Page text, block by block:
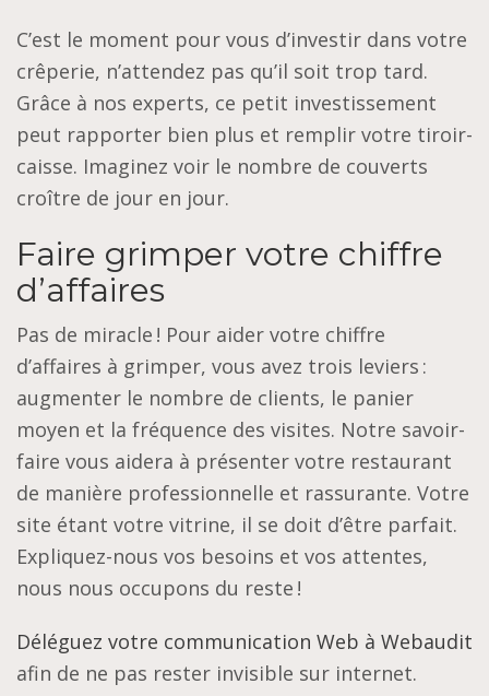
C’est le moment pour vous d’investir dans votre
crêperie, n’attendez pas qu’il soit trop tard.
Grâce à nos experts, ce petit investissement
peut rapporter bien plus et remplir votre tiroir-
caisse. Imaginez voir le nombre de couverts
croître de jour en jour.
Faire grimper votre chiffre
d’affaires
Pas de miracle ! Pour aider votre chiffre
d’affaires à grimper, vous avez trois leviers :
augmenter le nombre de clients, le panier
moyen et la fréquence des visites. Notre savoir-
faire vous aidera à présenter votre restaurant
de manière professionnelle et rassurante. Votre
site étant votre vitrine, il se doit d’être parfait.
Expliquez-nous vos besoins et vos attentes,
nous nous occupons du reste !
Déléguez votre communication Web à Webaudit
afin de ne pas rester invisible sur internet.